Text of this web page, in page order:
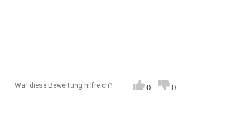
War diese Bewertung hilfreich? 0 0